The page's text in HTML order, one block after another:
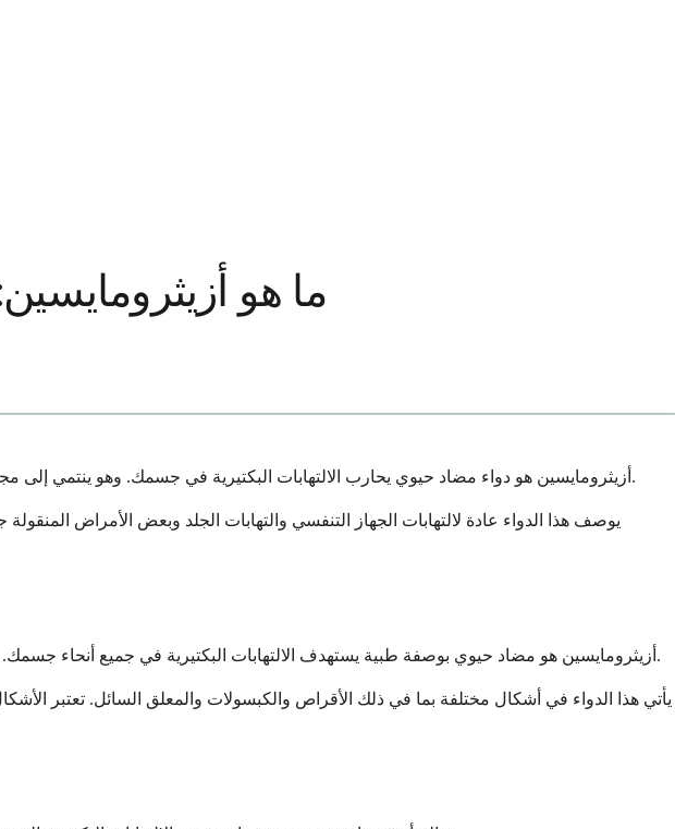
ما هو
أزيثرومايسين هو دواء مضاد حيوي يحارب الالتهابات البكتيرية في جسمك. وهو ينتمي إلى مجموعة من الأدوية تسمى المضادات الحيوية من نوع ماكروليد، والتي تعمل عن طريق منع البكتيريا من النمو والتكاثر.
يوصف هذا الدواء عادة لالتهابات الجهاز التنفسي والتهابات الجلد وبعض الأمراض
أزيثرومايسين هو مضاد حيوي بوصفة طبية يستهدف الالتهابات البكتيرية في جميع أنحاء جسمك. وهو جزء من عائلة المضادات الحيوية من نوع ماكروليد، والتي تشتهر بفعاليتها واسعة النطاق ضد البكتيريا المختلفة.
يأتي هذا الدواء في أشكال مختلفة بما في ذلك الأقراص والكبسولات والمعلق السائل. تعتبر